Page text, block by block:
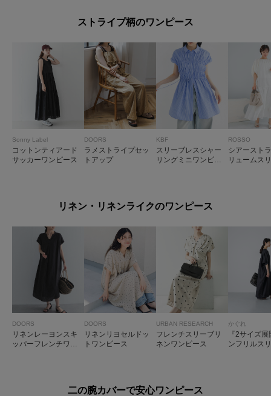
ストライプ柄のワンピース
Sonny Label
コットンティアード
サッカーワンピース
DOORS
ラメストライプセッ
トアップ
KBF
スリーブレスシャー
リングミニワンピー
ROSSO
シアースト
リュームス
リネン・リネンライクのワンピース
DOORS
リネンレーヨンスキ
ッパーフレンチワン
DOORS
リネンリヨセルドッ
トワンピース
URBAN RESEARCH
フレンチスリーブリ
ネンワンピース
かぐれ
『2サイズ
ンフリルス
二の腕カバーで安心ワンピース